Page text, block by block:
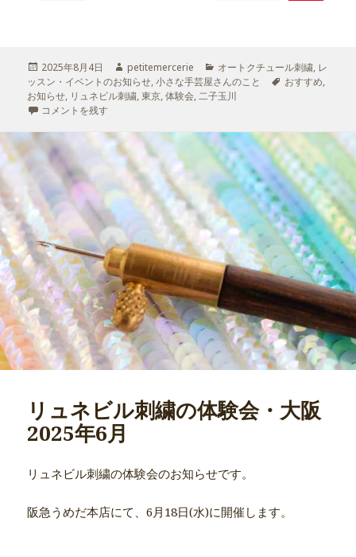
投
稿
日:
2025年8月4日
作
成
者
petitemercerie
カ
テ
ゴ
オートクチュール刺繍, レ
ッスン・イベントのお知らせ,小さな手芸屋さんのこと
タ
おすすめ,
お知らせ, リュネビル刺繍,東京,体験会,二子玉川
リュネビル刺繍の体験会・二子玉川 2025年9月 に
コメントを残す
リュネビル刺繍の体験会・大阪
2025年6月
リュネビル刺繍の体験会のお知らせです。
阪急うめだ本店にて、6月18日(水)に開催します。